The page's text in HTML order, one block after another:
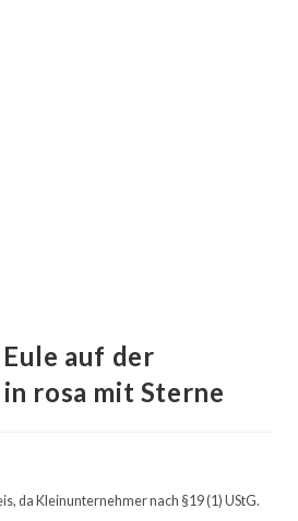
auf der
rosa mit Sterne
da Kleinunternehmer nach §19 (1) UStG.